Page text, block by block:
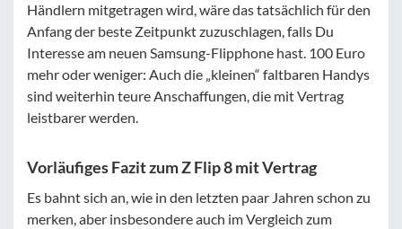
Händlern mitgetragen wird, wäre das tatsächlich für den
Anfang der beste Zeitpunkt zuzuschlagen, falls Du
Interesse am neuen Samsung-Flipphone hast. 100 Euro
mehr oder weniger: Auch die „kleinen“ faltbaren Handys
sind weiterhin teure Anschaffungen, die mit Vertrag
leistbarer werden.
Vorläufiges Fazit zum Z Flip 8 mit Vertrag
Es bahnt sich an, wie in den letzten paar Jahren schon zu
merken, aber insbesondere auch im Vergleich zum